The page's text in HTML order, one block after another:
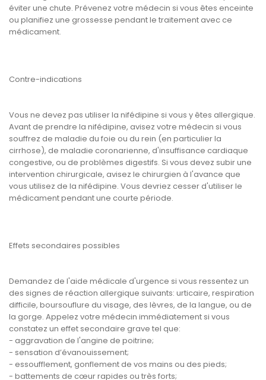
éviter une chute. Prévenez votre médecin si vous êtes enceinte
ou planifiez une grossesse pendant le traitement avec ce
médicament.
Contre-indications
Vous ne devez pas utiliser la nifédipine si vous y êtes allergique.
Avant de prendre la nifédipine, avisez votre médecin si vous
souffrez de maladie du foie ou du rein (en particulier la
cirrhose), de maladie coronarienne, d'insuffisance cardiaque
congestive, ou de problèmes digestifs. Si vous devez subir une
intervention chirurgicale, avisez le chirurgien à l'avance que
vous utilisez de la nifédipine. Vous devriez cesser d'utiliser le
médicament pendant une courte période.
Effets secondaires possibles
Demandez de l'aide médicale d'urgence si vous ressentez un
des signes de réaction allergique suivants: urticaire, respiration
difficile, boursouflure du visage, des lèvres, de la langue, ou de
la gorge. Appelez votre médecin immédiatement si vous
constatez un effet secondaire grave tel que:
- aggravation de l'angine de poitrine;
- sensation d’évanouissement;
- essoufflement, gonflement de vos mains ou des pieds;
- battements de cœur rapides ou très forts;